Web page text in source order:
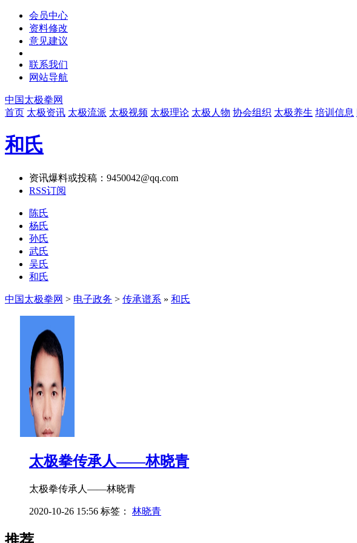
会员中心
资料修改
意见建议
联系我们
网站导航
中国太极拳网
首页 太极资讯 太极流派 太极视频 太极理论 太极人物 协会组织 太极养生 培训信息
和氏
资讯爆料或投稿：9450042@qq.com
RSS订阅
陈氏
杨氏
孙氏
武氏
吴氏
和氏
中国太极拳网 > 电子政务 > 传承谱系 » 和氏
太极拳传承人——林晓青
太极拳传承人——林晓青
2020-10-26 15:56 标签： 林晓青
推荐